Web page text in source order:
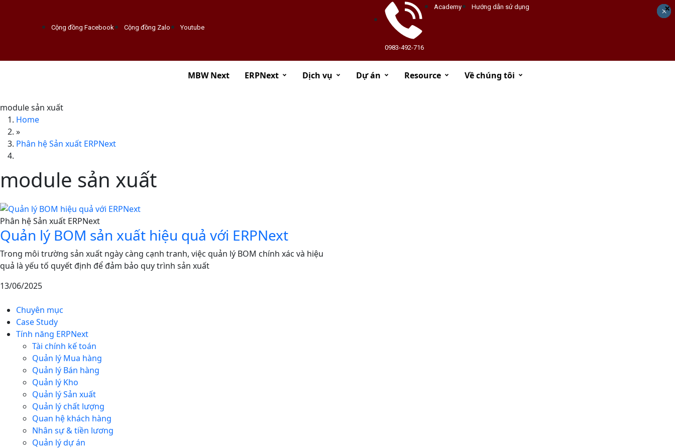
Cộng đồng Facebook Cộng đồng Zalo Youtube
0983-492-716
Academy Hướng dẫn sử dụng
MBW Next ERPNext Dịch vụ Dự án Resource Về chúng tôi
module sản xuất
Home
»
Phân hệ Sản xuất ERPNext
module sản xuất
Phân hệ Sản xuất ERPNext
Quản lý BOM sản xuất hiệu quả với ERPNext
Trong môi trường sản xuất ngày càng cạnh tranh, việc quản lý BOM chính xác và hiệu
quả là yếu tố quyết định để đảm bảo quy trình sản xuất
13/06/2025
Chuyên mục
Case Study
Tính năng ERPNext
Tài chính kế toán
Quản lý Mua hàng
Quản lý Bán hàng
Quản lý Kho
Quản lý Sản xuất
Quản lý chất lượng
Quan hệ khách hàng
Nhân sự & tiền lương
Quản lý dự án
×
×
×
××